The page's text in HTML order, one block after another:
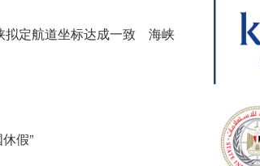
定航道坐标达成一致
海峡
假”